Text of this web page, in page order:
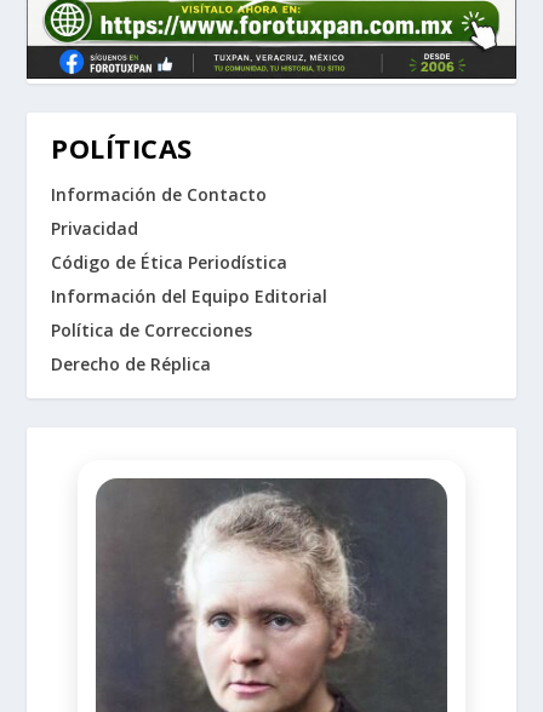
POLÍTICAS
Información de Contacto
Privacidad
Código de Ética Periodística
Información del Equipo Editorial
Política de Correcciones
Derecho de Réplica